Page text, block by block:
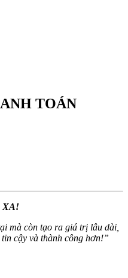
TOÁN
XA!
mà còn tạo ra giá trị lâu dài,
cậy và thành công hơn!”